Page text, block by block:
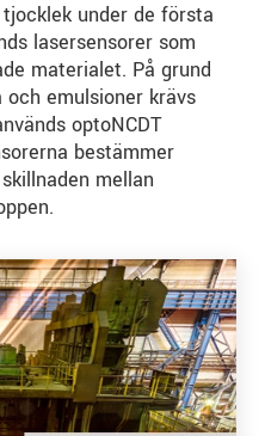
under de första
lasersensorer som
materialet. På grund
emulsioner krävs
optoNCDT
bestämmer
mellan